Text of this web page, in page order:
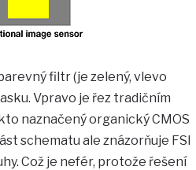
filtr (je zelený, vlevo
Vpravo je řez tradičním
naznačený organický CMOS
schematu ale znázorňuje FSI
Což je nefér, protože řešení